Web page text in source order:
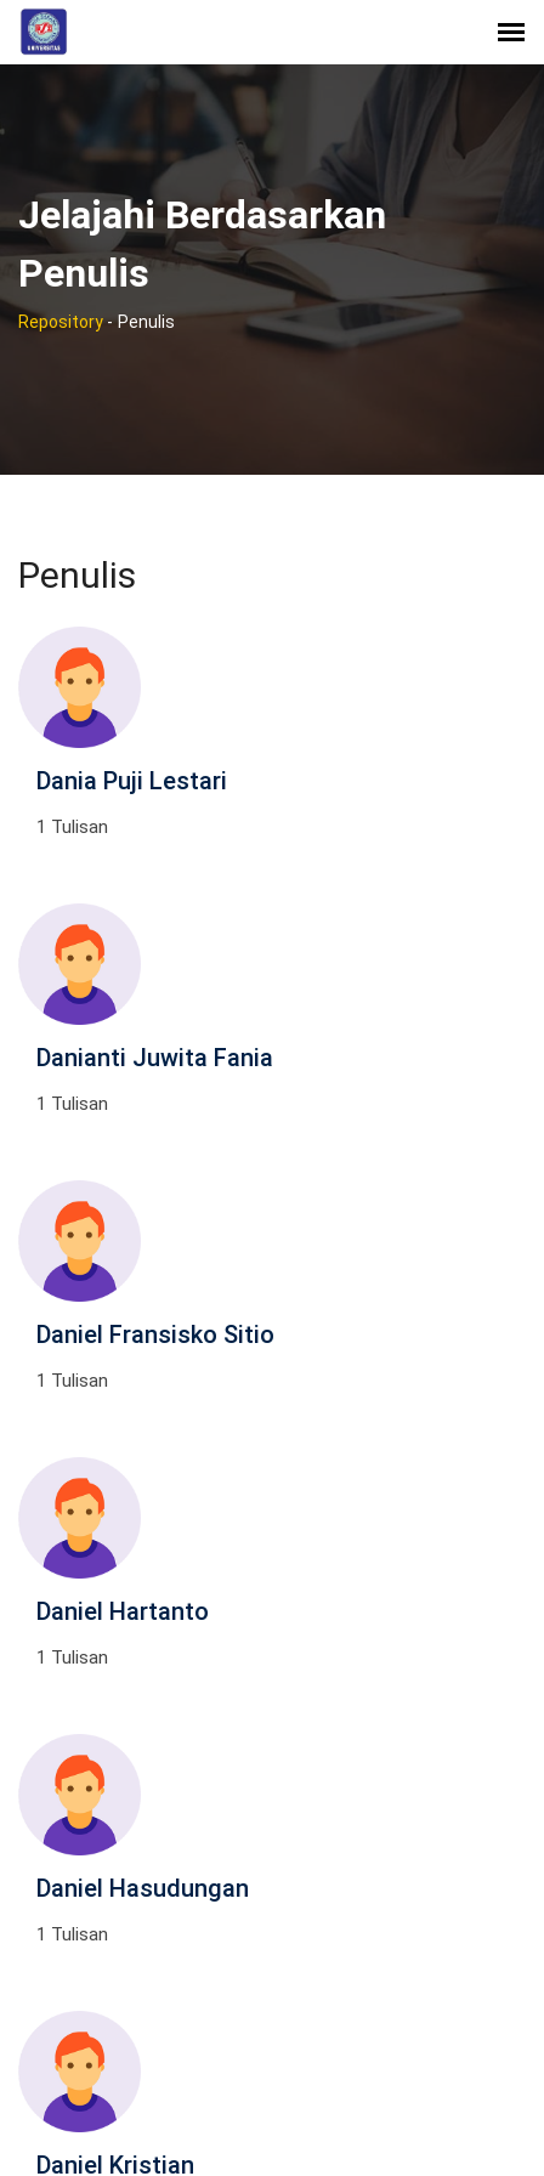
Jelajahi Berdasarkan
Penulis
Repository- Penulis
Penulis
Dania Puji Lestari
1 Tulisan
Danianti Juwita Fania
1 Tulisan
Daniel Fransisko Sitio
1 Tulisan
Daniel Hartanto
1 Tulisan
Daniel Hasudungan
1 Tulisan
Daniel Kristian